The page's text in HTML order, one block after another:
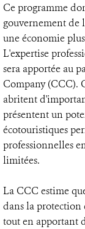
Ce programme
gouvernement de
une économie
L'expertise
sera apportée au
Company (CCC).
abritent
présentent un
écotouristiques
professionnelles
limitées.
La CCC estime
dans la protection
tout en apportant